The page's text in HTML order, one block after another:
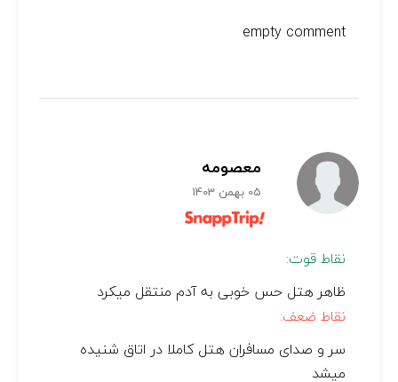
empty comment
معصومه
05 بهمن 1403
نقاط قوت:
ظاهر هتل حس خوبی به آدم منتقل میکرد
نقاط ضعف:
سر و صدای مسافران هتل کاملا در اتاق شنیده
میشد